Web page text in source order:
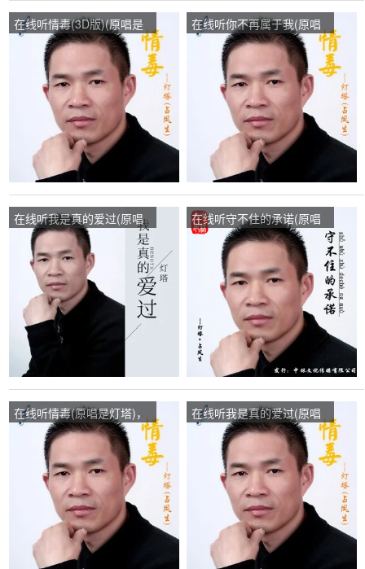
在线听情毒(3D版)(原唱是
灯塔)，燕子演唱点播:106
在线听你不再属于我(原唱
是灯塔)，温馨的港湾演唱
点播:30次
在线听我是真的爱过(原唱
是灯塔)，LJZ888888演唱
点播:132次
在线听守不住的承诺(原唱
是灯塔)，随缘演唱点播:32
在线听情毒(原唱是灯塔)，
开心果演唱点播:25次
在线听我是真的爱过(原唱
是灯塔)，退出无语演唱点
播:175次